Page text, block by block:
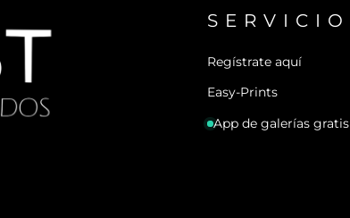
SERVICIO
Regístrate aquí
Easy-Prints
App de galerías gratis